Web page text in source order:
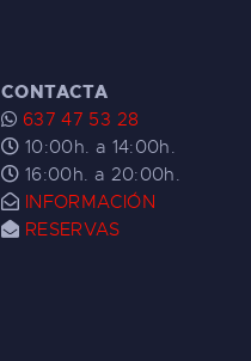
CONTACTA
637 47 53 28
10:00h. a 14:00h.
16:00h. a 20:00h.
INFORMACIÓN
RESERVAS